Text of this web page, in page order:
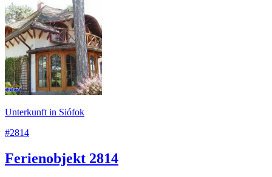
Unterkunft in Siófok
#2814
Ferienobjekt 2814